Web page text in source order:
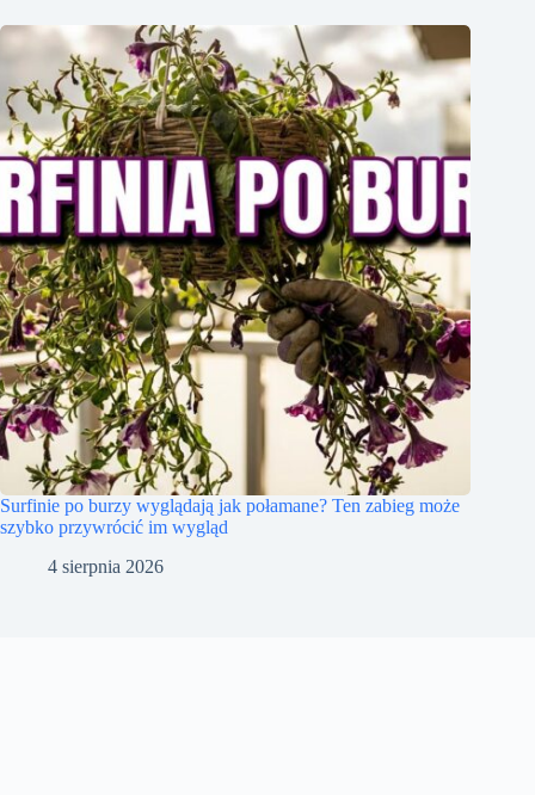
Surfinie po burzy wyglądają jak połamane? Ten zabieg może
szybko przywrócić im wygląd
4 sierpnia 2026